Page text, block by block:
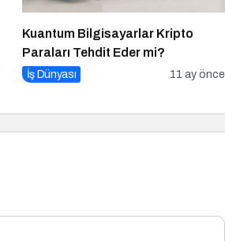
Kuantum Bilgisayarlar Kripto
Paraları Tehdit Eder mi?
İş Dünyası 11 ay önce